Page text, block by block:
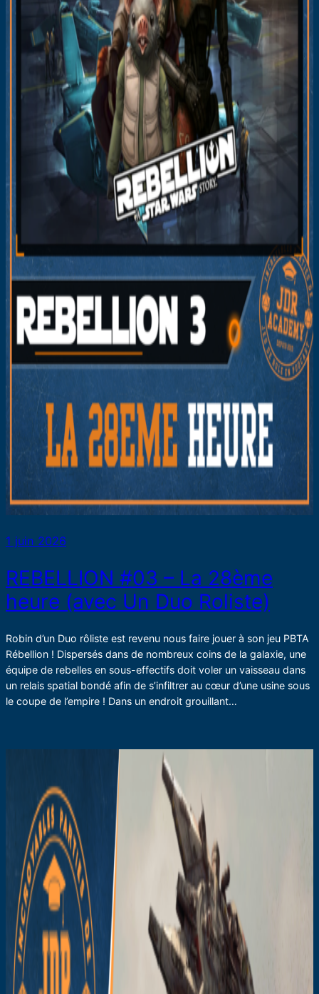
1 juin 2026
REBELLION #03 – La 28ème
heure (avec Un Duo Roliste)
Robin d’un Duo rôliste est revenu nous faire jouer à son jeu PBTA
Rébellion ! Dispersés dans de nombreux coins de la galaxie, une
équipe de rebelles en sous-effectifs doit voler un vaisseau dans
un relais spatial bondé afin de s’infiltrer au cœur d’une usine sous
le coupe de l’empire ! Dans un endroit grouillant…